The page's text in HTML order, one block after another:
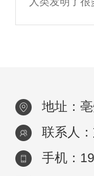
堵塞各类废弃
螂的
公司分享5个
地址：
联系人
手机：